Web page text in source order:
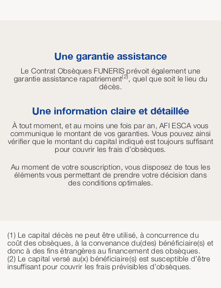
Une garantie assistance
Le Contrat Obsèques FUNERIS prévoit également une
garantie assistance rapatriement(2), quel que soit le lieu du
décès.
Une information claire et détaillée
À tout moment, et au moins une fois par an, AFI ESCA vous
communique le montant de vos garanties. Vous pouvez ainsi
vérifier que le montant du capital indiqué est toujours suffisant
pour couvrir les frais d’obsèques.
Au moment de votre souscription, vous disposez de tous les
éléments vous permettant de prendre votre décision dans
des conditions optimales.
(1) Le capital décès ne peut être utilisé, à concurrence du
coût des obsèques, à la convenance du(des) bénéficiaire(s) et
donc à des fins étrangères au financement des obsèques.
(2) Le capital versé au(x) bénéficiaire(s) est susceptible d’être
insuffisant pour couvrir les frais prévisibles d’obsèques.